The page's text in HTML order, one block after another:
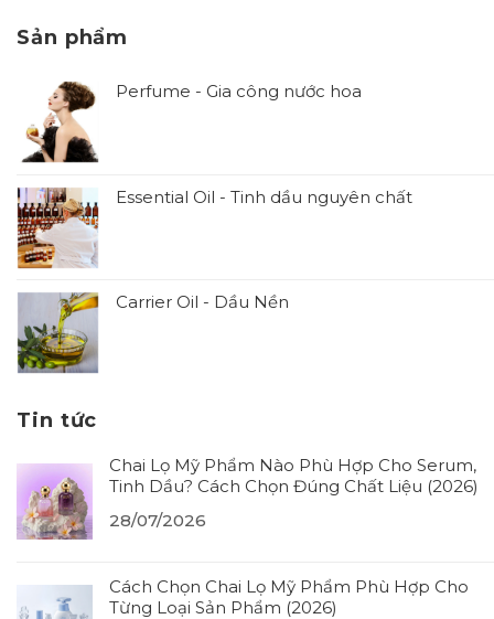
Sản phẩm
Perfume - Gia công nước hoa
Essential Oil - Tinh dầu nguyên chất
Carrier Oil - Dầu Nền
Tin tức
Chai Lọ Mỹ Phẩm Nào Phù Hợp Cho Serum,
Tinh Dầu? Cách Chọn Đúng Chất Liệu (2026)
28/07/2026
Cách Chọn Chai Lọ Mỹ Phẩm Phù Hợp Cho
Từng Loại Sản Phẩm (2026)